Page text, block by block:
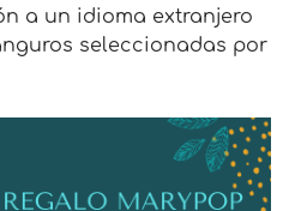
a un idioma extranjero
seleccionadas por